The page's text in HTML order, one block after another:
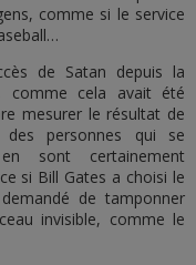
comme si le service
de Satan depuis la
comme cela avait été
mesurer le résultat de
des personnes qui se
sont certainement
si Bill Gates a choisi le
de tamponner
invisible, comme le